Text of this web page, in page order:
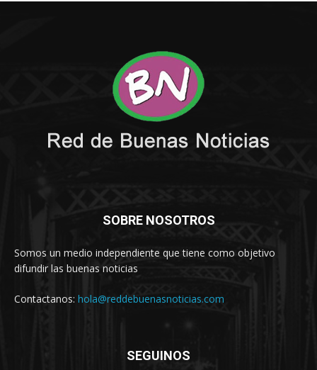
SOBRE NOSOTROS
Somos un medio independiente que tiene como objetivo
difundir las buenas noticias
Contactanos: hola@reddebuenasnoticias.com
SEGUINOS